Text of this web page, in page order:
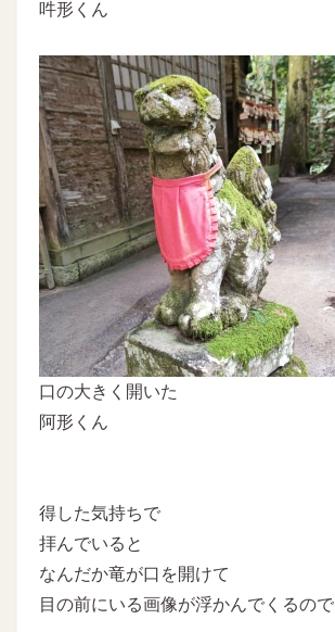
吽形くん
口の大きく開いた
阿形くん
得した気持ちで
拝んでいると
なんだか竜が口を開けて
目の前にいる画像が浮かんでくるので